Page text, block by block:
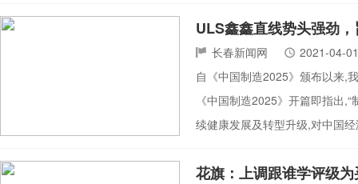
ULS鑫鑫直线势头强劲
长春新闻网
2021-04-01
自《中国制造2025》颁布以来,
《中国制造2025》开篇即指出
续健康发展及转型升级,对中国
花旗：上调跟谁学评级